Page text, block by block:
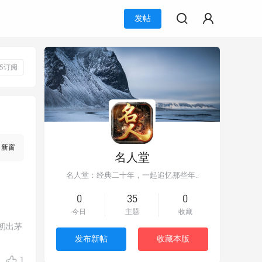
发帖
订阅
新窗
出茅
1
名人堂
名人堂：经典二十年，一起追忆那些年..
0
今日
35
主题
0
收藏
发布新帖 收藏本版